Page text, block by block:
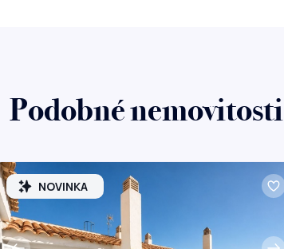
Podobné nemovitosti
NOVINKA